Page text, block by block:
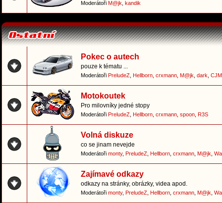
Moderátoři M@jk kandik
Pokec o autech
pouze k tématu ...
Moderátoři PreludeZ Hellborn crxmann M@jk dark
Motokoutek
Pro milovníky jedné stopy
Moderátoři PreludeZ Hellborn crxmann spoon R3S
Volná diskuze
co se jinam nevejde
Moderátoři monty, PreludeZ Hellborn crxmann M@jk
Zajímavé odkazy
odkazy na stránky, obrázky, videa apod.
Moderátoři monty, PreludeZ Hellborn crxmann M@jk